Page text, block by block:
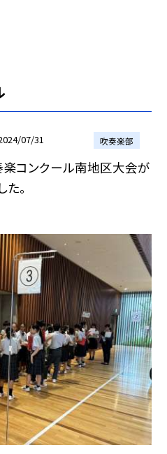
07/31 吹奏楽部
楽コンクール南地区大会が
。